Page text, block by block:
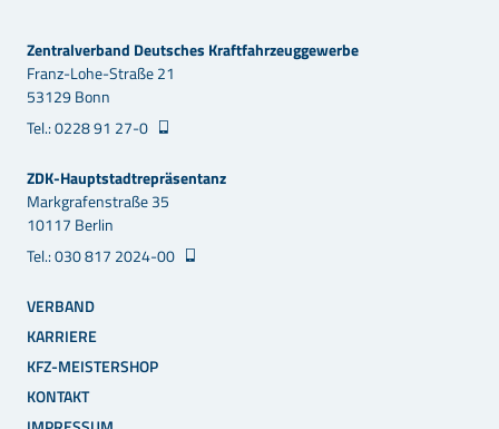
Zentralverband Deutsches Kraftfahrzeuggewerbe
Franz-Lohe-Straße 21
53129 Bonn
Tel.: 0228 91 27-0
ZDK-Hauptstadtrepräsentanz
Markgrafenstraße 35
10117 Berlin
Tel.: 030 817 2024-00
VERBAND
KARRIERE
KFZ-MEISTERSHOP
KONTAKT